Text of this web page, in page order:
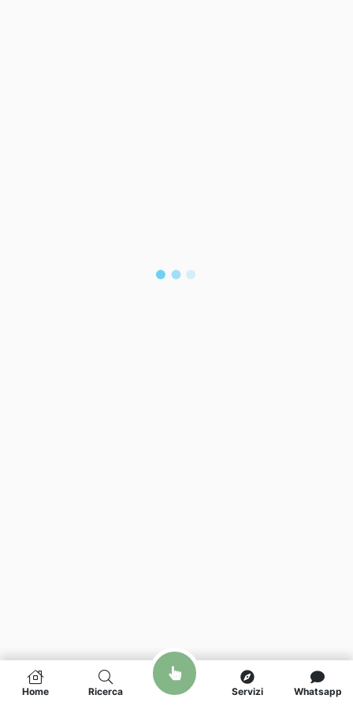
Home Ricerca Servizi Whatsapp